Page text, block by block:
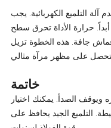
التلميع الكهربائية. يجب
حرارة الأداة تحرق سطح
قماش جافة. هذه الخطوة تزيل
خاتمة
ويوقف الصدأ. يمكنك اختيار
التلميع الجيد يحافظ على